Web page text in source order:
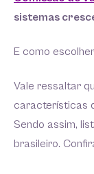
sistemas
E como
Vale ressaltar
características
Sendo assim,
brasileiro.